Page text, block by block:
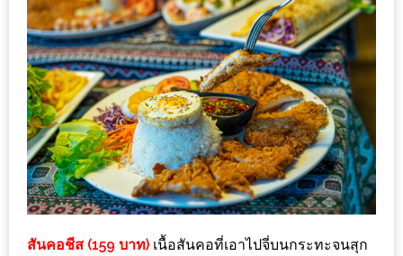
แจก
ฟรี
LINE
GIFTCODE!
ลายแทง
ความ
อร่อย
ทั่ว
สันคอชีส (159 บาท) เนื้อสันคอที่เอาไปจี่บนกระทะจนสุก